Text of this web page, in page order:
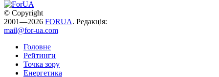
© Copyright
2001—2026 FORUA. Редакція:
mail@for-ua.com
Головне
Рейтинги
Точка зору
Енергетика